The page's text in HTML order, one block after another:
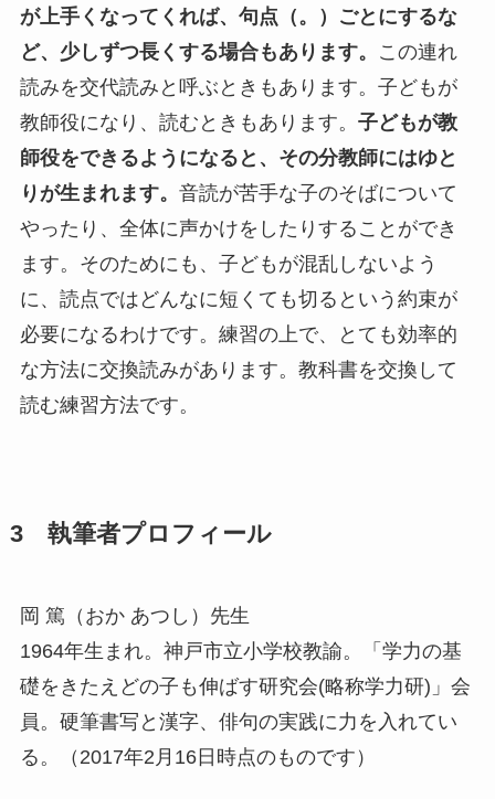
が上手くなってくれば、句点（。）ごとにするな
ど、少しずつ長くする場合もあります。
この連れ
読みを交代読みと呼ぶときもあります。子どもが
教師役になり、読むときもあります。 子どもが教
師役をできるようになると、その分教師にはゆと
りが生まれます。 音読が苦手な子のそばについて
やったり、全体に声かけをしたりすることができ
ます。そのためにも、子どもが混乱しないよう
に、読点ではどんなに短くても切るという約束が
必要になるわけです。練習の上で、とても効率的
な方法に交換読みがあります。教科書を交換して
読む練習方法です。
3 執筆者プロフィール
岡 篤（おか あつし）先生
1964年生まれ。神戸市立小学校教諭。「学力の基
礎をきたえどの子も伸ばす研究会(略称学力研)」会
員。硬筆書写と漢字、俳句の実践に力を入れてい
る。（2017年2月16日時点のものです）